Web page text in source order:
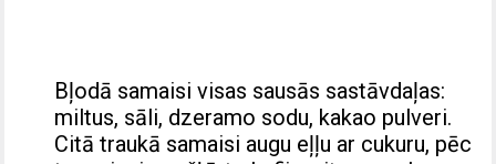
Bļodā samaisi visas sausās sastāvdaļas:
miltus, sāli, dzeramo sodu, kakao pulveri.
Citā traukā samaisi augu eļļu ar cukuru, pēc